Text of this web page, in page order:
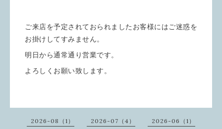
ご来店を予定されておられましたお客様にはご迷惑を
お掛けしてすみません。
明日から通常通り営業です。
よろしくお願い致します。
2026-08（1） 2026-07（4） 2026-06（1）